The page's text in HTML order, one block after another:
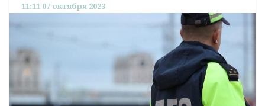
11:11 07 октября 2023